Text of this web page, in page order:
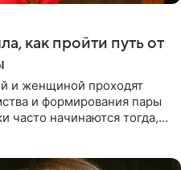
как пройти путь от
и женщиной проходят
и формирования пары
часто начинаются тогда,